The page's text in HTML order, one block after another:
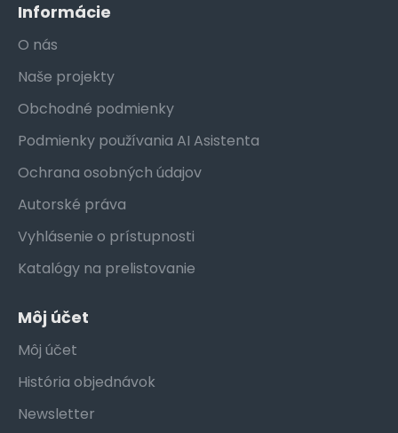
Informácie
O nás
Naše projekty
Obchodné podmienky
Podmienky používania AI Asistenta
Ochrana osobných údajov
Autorské práva
Vyhlásenie o prístupnosti
Katalógy na prelistovanie
Môj účet
Môj účet
História objednávok
Newsletter